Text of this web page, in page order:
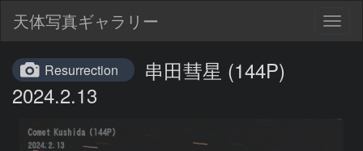
天体写真ギャラリー
Resurrection
串田彗星 (144P)
2024.2.13